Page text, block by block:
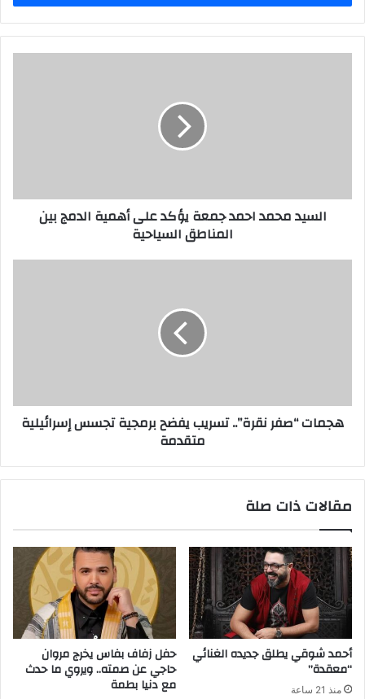
ب
ر
السيد محمد احمد جمعة يؤكد على أهمية الدمج بين
المناطق السياحية
هجمات “صفر نقرة”.. تسريب يفضح برمجية تجسس إسرائيلية
متقدمة
مقالات ذات صلة
أحمد شوقي يطلق جديده الغنائي
“معقدة”
منذ 21 ساعة
حفل زفاف بفاس يخرج مروان
حاجي عن صمته.. ويروي ما حدث
مع دنيا بطمة